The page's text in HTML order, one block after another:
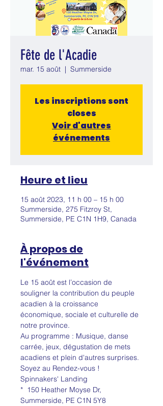
Fête de l'Acadie
mar. 15 août
  |
Summerside
Les inscriptions sont
closes
Voir d'autres
événements
Heure et lieu
15 août 2023, 11 h 00 – 15 h 00
Summerside, 275 Fitzroy St,
Summerside, PE C1N 1H9, Canada
À propos de
l'événement
Le 15 août est l’occasion de
souligner la contribution du peuple
acadien à la croissance
économique, sociale et culturelle de
notre province.
Au programme : Musique, danse
carrée, jeux, dégustation de mets
acadiens et plein d'autres surprises.
Soyez au Rendez-vous !
Spinnakers' Landing
*  150 Heather Moyse Dr,
Summerside, PE C1N 5Y8